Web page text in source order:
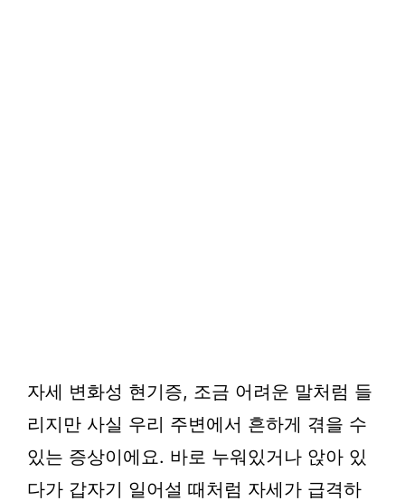
자세 변화성 현기증, 조금 어려운 말처럼 들
리지만 사실 우리 주변에서 흔하게 겪을 수
있는 증상이에요. 바로 누워있거나 앉아 있
다가 갑자기 일어설 때처럼 자세가 급격하